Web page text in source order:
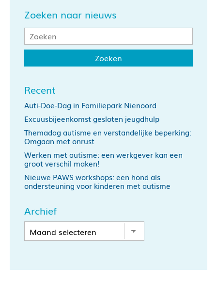
Zoeken naar nieuws
Recent
Auti-Doe-Dag in Familiepark Nienoord
Excuusbijeenkomst gesloten jeugdhulp
Themadag autisme en verstandelijke beperking:
Omgaan met onrust
Werken met autisme: een werkgever kan een
groot verschil maken!
Nieuwe PAWS workshops: een hond als
ondersteuning voor kinderen met autisme
Archief